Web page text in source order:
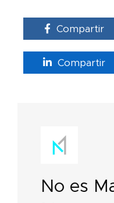
Compartir
Compartir
No es